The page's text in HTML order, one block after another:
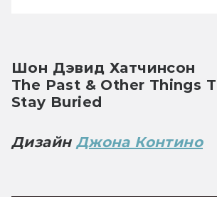
Шон Дэвид Хатчинсон
The Past & Other Things
Stay Buried
Дизайн Джона Контино